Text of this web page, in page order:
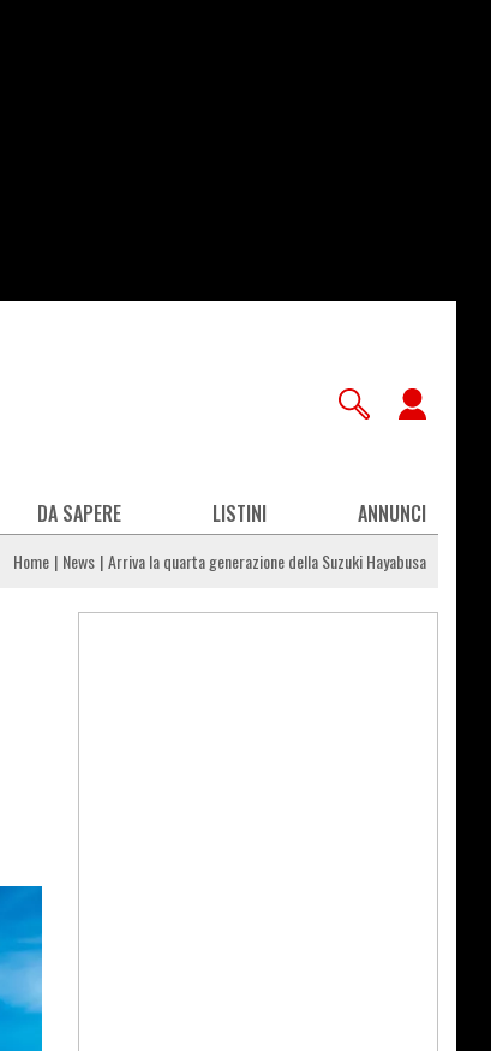
DA SAPERE LISTINI ANNUNCI
Home News Arriva la quarta generazione della Suzuki Hayabusa